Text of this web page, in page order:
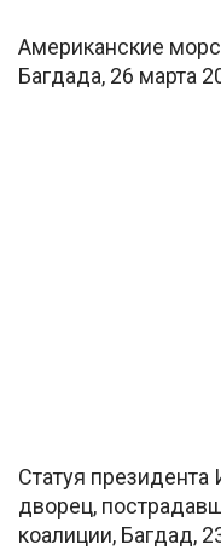
Американские
Багдада, 26 марта
Статуя
дворец,
коалиции, Багдад,